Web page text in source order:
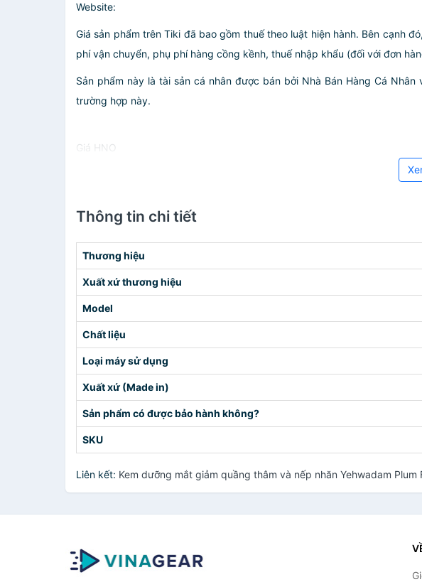
Website:
Giá sản phẩm trên Tiki đã bao gồm thuế theo luật hiện hành. Bên cạnh
phí vận chuyển, phụ phí hàng cồng kềnh, thuế nhập khẩu (đối với đơn
Sản phẩm này là tài sản cá nhân được bán bởi Nhà Bán Hàng Cá
trường hợp này.
Giá HNO
Thông tin chi tiết
Thương hiệu
Xuất xứ thương hiệu
Model
Chất liệu
Loại máy sử dụng
Xuất xứ (Made in)
Sản phẩm có được bảo hành không?
SKU
Liên kết: Kem dưỡng mắt giảm quầng thâm và nếp nhăn Yehwadam Plum